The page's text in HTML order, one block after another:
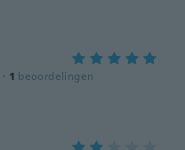
· 1 beoordelingen